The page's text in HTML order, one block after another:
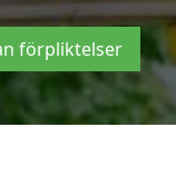
förpliktelser